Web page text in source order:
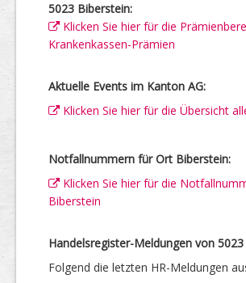
5023 Biberstein:
Klicken Sie hier für die
Krankenkassen-Prämien
Aktuelle Events im Kanton AG:
Klicken Sie hier für die Übersicht
Notfallnummern für Ort Biberstein:
Klicken Sie hier für die
Biberstein
Handelsregister-Meldungen von
Folgend die letzten HR-Meldungen